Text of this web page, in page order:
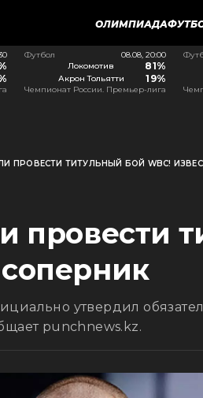
ОЛИМПИАДА
Футбол
08.08, 20:00
Локомотив
81%
Акрон Тольятти 19%
Чемпионат России. Премьер-лига
ПРОВЕСТИ ТИТУЛЬНЫЙ БОЙ WBC!
провести
утвердил
punchnews.kz.